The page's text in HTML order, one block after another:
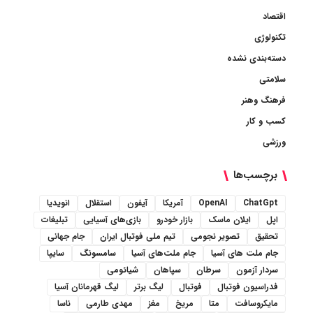
اقتصاد
تکنولوژی
دسته‌بندی نشده
سلامتی
فرهنگ وهنر
کسب و کار
ورزشی
برچسب‌ها
ChatGpt
OpenAI آمریکا آیفون استقلال
انویدیا
اپل
ایلان ماسک بازار خودرو بازی‌های آسیایی
تبلیغات
تحقیق
تصویر نجومی تیم ملی فوتبال ایران
جام جهانی
جام ملت های آسیا
جام ملت‌های آسیا سامسونگ
سایپا
سردار آزمون
سرطان سپاهان
شیائومی
فدراسیون فوتبال
فوتبال لیگ برتر
لیگ قهرمانان آسیا
مایکروسافت
متا مریخ مغز مهدی طارمی
ناسا